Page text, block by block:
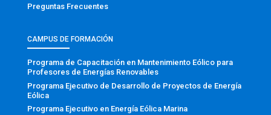
Preguntas Frecuentes
CAMPUS DE FORMACIÓN
Programa de Capacitación en Mantenimiento Eólico para
Profesores de Energías Renovables
Programa Ejecutivo de Desarrollo de Proyectos de Energía
Eólica
Programa Ejecutivo en Energía Eólica Marina